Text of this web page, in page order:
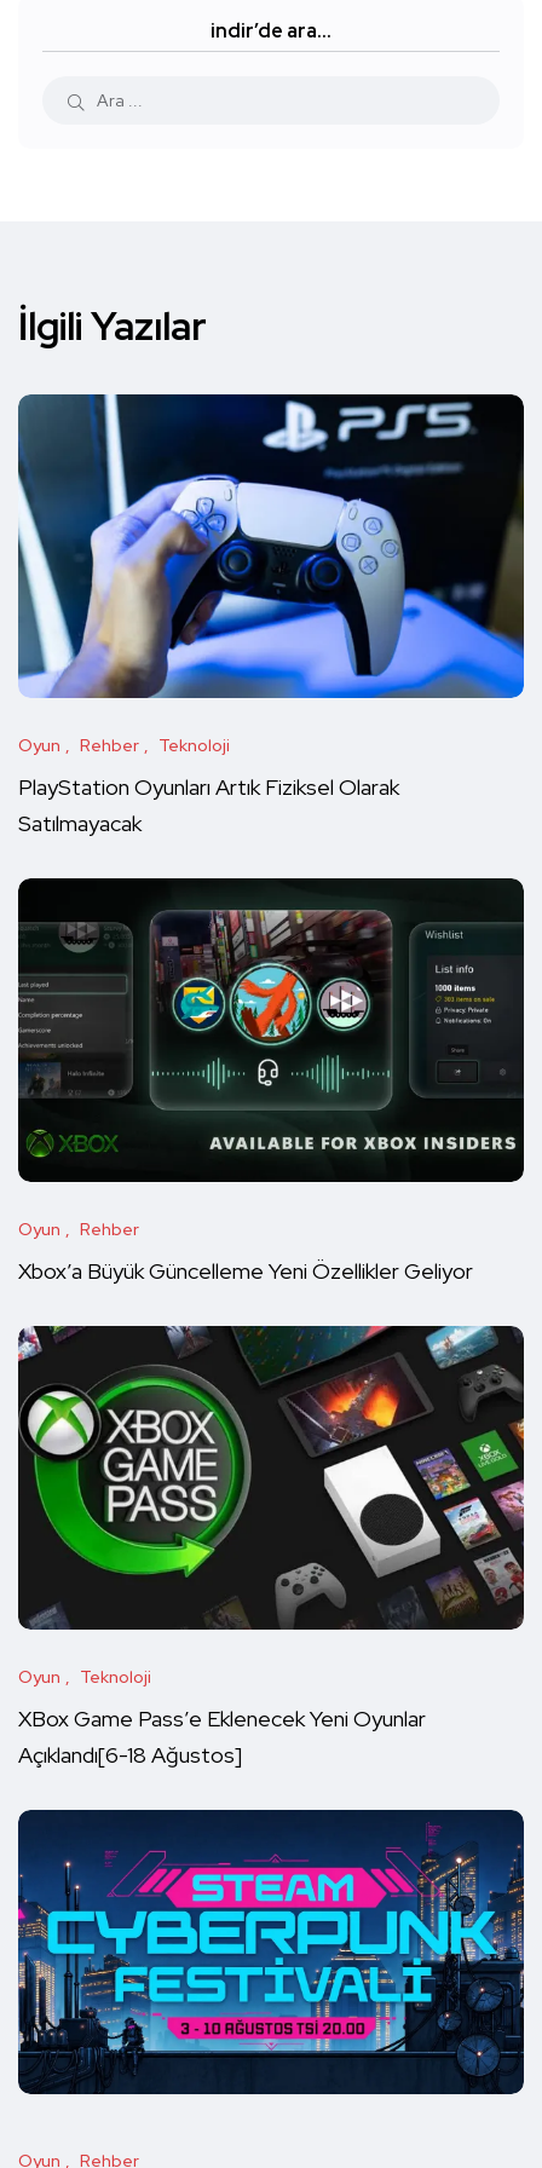
indir’de ara…
İlgili Yazılar
Oyun Rehber Teknoloji
PlayStation Oyunları Artık Fiziksel Olarak
Satılmayacak
Oyun Rehber
Xbox’a Büyük Güncelleme Yeni Özellikler Geliyor
Oyun Teknoloji
XBox Game Pass’e Eklenecek Yeni Oyunlar
Açıklandı[6-18 Ağustos]
Oyun Rehber